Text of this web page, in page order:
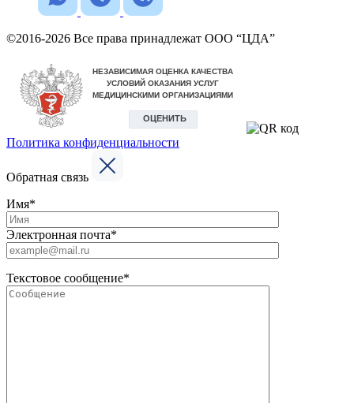
©2016-2026 Все права принадлежат ООО “ЦДА”
Политика конфиденциальности
Обратная связь
Имя*
Электронная почта*
Текстовое сообщение*